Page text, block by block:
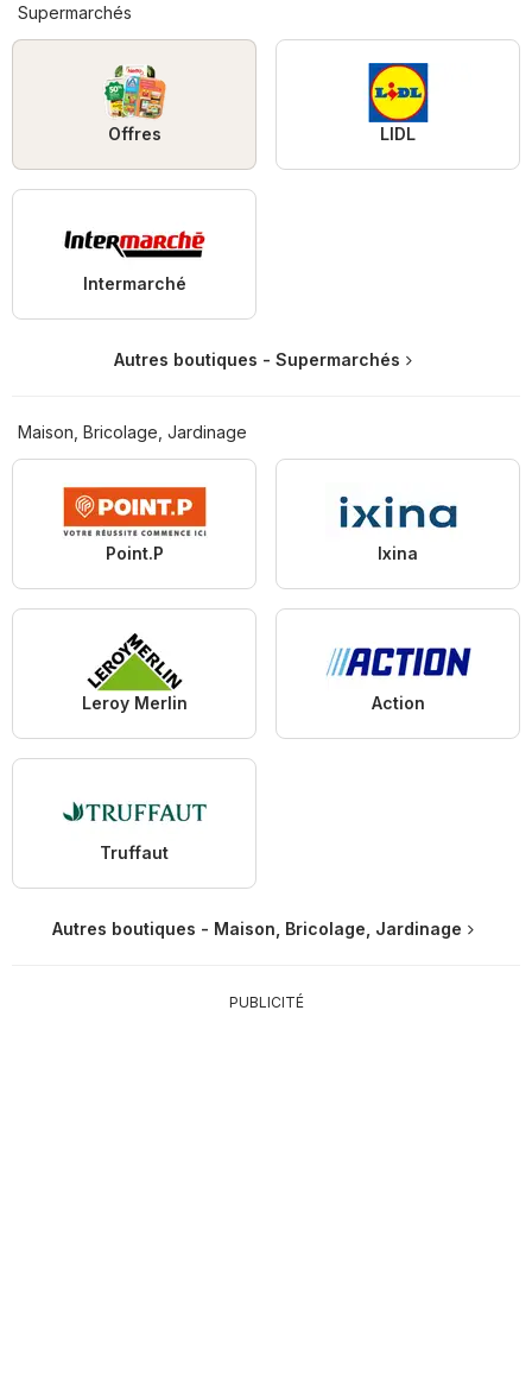
Supermarchés
Offres LIDL
Intermarché
Autres boutiques - Supermarchés
Maison, Bricolage, Jardinage
Point.P Ixina
Leroy Merlin Action
Truffaut
Autres boutiques - Maison, Bricolage, Jardinage
PUBLICITÉ